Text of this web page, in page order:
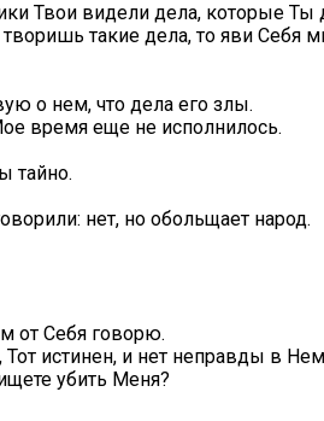
Твои видели дела, которые Ты
такие дела, то яви Себя
о нем, что дела его злы.
время еще не исполнилось.
тайно.
нет, но обольщает народ.
от Себя говорю.
истинен, и нет неправды в
убить Меня?